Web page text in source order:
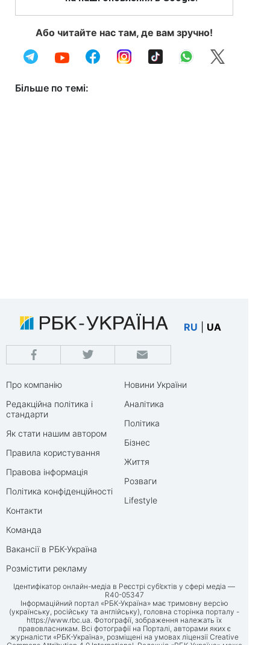
Або читайте нас там, де вам зручно!
Більше по темі:
RU UA
Про компанію
Редакційна політика і
стандарти
Як стати нашим автором
Правила користування
Правова інформація
Політика конфіденційності
Контакти
Команда
Вакансії в РБК-Україна
Розмістити рекламу
Новини України
Аналітика
Політика
Бізнес
Життя
Розваги
Lifestyle
Ідентифікатор онлайн-медіа в Реєстрі суб’єктів у сфері медіа —
R40-05347
Інформаційний портал «РБК-Україна» має тримовну версію
(українську, російську та англійську), головна сторінка порталу -
https://www.rbc.ua. Фотографії, зображення належать їх
правовласникам. Всі фотографії на Порталі, авторами яких є
журналісти «РБК-Україна», розміщені на умовах ліцензії Creative